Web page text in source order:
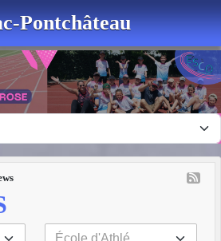
Pontchâteau